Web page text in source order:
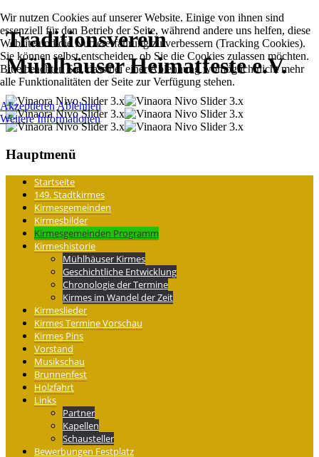
Traditions­verein
Mühlhäuser Heimatfeste e.V.
Hauptmenü
Startseite
149. Stadtkirmes
Kirmesgemeinden
Kirmesbilder
Kirmesgemeinden Programm
Kirmeshistorie
Mühlhäuser Kirmes
Geschichtliche Entwicklung
Chronologie der Termine
Kirmes im Wandel der Zeit
Kirmeslieder
Kirmes Termine Vorschau
Kirmes Pins
Vorstand
Musikschau
Brunnenfest
Holzfahrt
Links
Partner
Kapellen
Schausteller
Bewerbungen Festplatz
Wir nutzen Cookies auf unserer Website. Einige von ihnen sind
essenziell für den Betrieb der Seite, während andere uns helfen, diese
Website und die Nutzererfahrung zu verbessern (Tracking Cookies).
Sie können selbst entscheiden, ob Sie die Cookies zulassen möchten.
Bitte beachten Sie, dass bei einer Ablehnung womöglich nicht mehr
alle Funktionalitäten der Seite zur Verfügung stehen.
Akzeptieren Ablehnen
Weitere Informationen